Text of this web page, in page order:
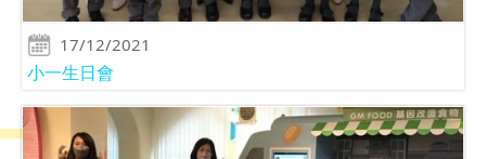
17/12/2021
小一生日會